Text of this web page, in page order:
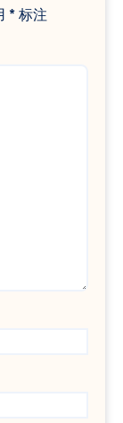
*标注